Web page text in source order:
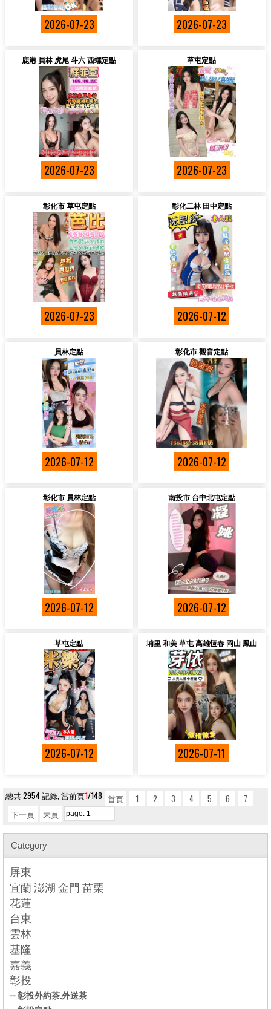
2026-07-23 2026-07-23
鹿港 員林 虎尾 斗六 西螺定點
2026-07-23
草屯定點
2026-07-23
彰化市 草屯定點
2026-07-23
彰化二林 田中定點
2026-07-12
員林定點
2026-07-12
彰化市 觀音定點
2026-07-12
彰化市 員林定點
2026-07-12
南投市 台中北屯定點
2026-07-12
草屯定點
2026-07-12
埔里 和美 草屯 高雄恆春 岡山 鳳山
2026-07-11
總共 2954 記錄, 當前頁1/148 首頁 1 2 3 4 5 6
7
下一頁
末頁
Category
屏東
宜蘭 澎湖 金門 苗栗
花蓮
台東
雲林
基隆
嘉義
彰投
--彰投外約茶.外送茶